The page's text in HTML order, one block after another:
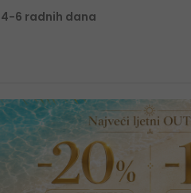
4-6 radnih dana